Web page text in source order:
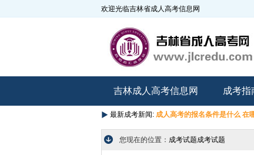
欢迎光临吉林省成人高考信息网
吉林成人高考信息网 成考指
最新成考新闻: 成人高考的报名条件是什么 在
您现在的位置： 成考试题成考试题